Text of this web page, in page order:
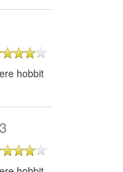
hobbit